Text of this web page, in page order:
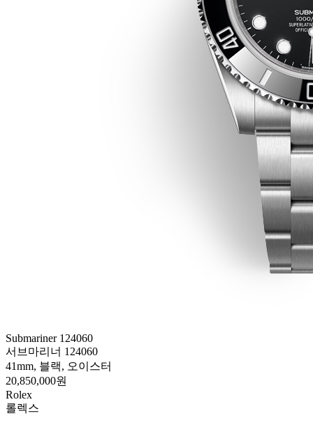
Submariner 124060
서브마리너 124060
41mm, 블랙, 오이스터
20,850,000원
Rolex
롤렉스